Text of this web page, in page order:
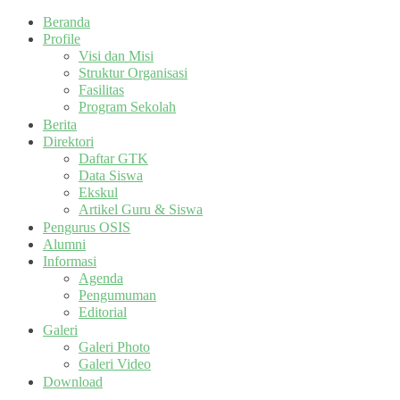
Beranda
Profile
Visi dan Misi
Struktur Organisasi
Fasilitas
Program Sekolah
Berita
Direktori
Daftar GTK
Data Siswa
Ekskul
Artikel Guru & Siswa
Pengurus OSIS
Alumni
Informasi
Agenda
Pengumuman
Editorial
Galeri
Galeri Photo
Galeri Video
Download